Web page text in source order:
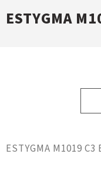
ESTYGMA
ESTYGMA M1019 C3